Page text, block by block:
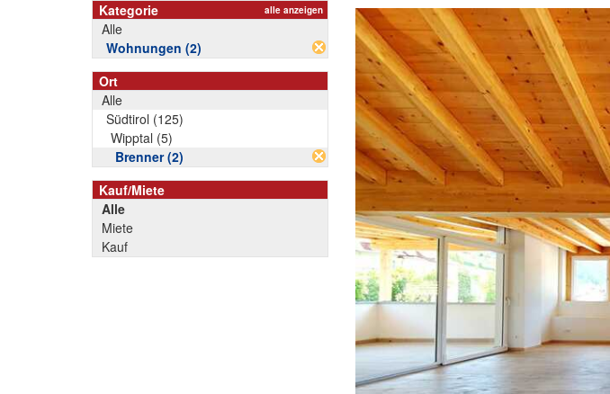
Kategorie
alle anzeigen
Alle
Wohnungen (2)
Ort
Alle
Südtirol (125)
Wipptal (5)
Brenner (2)
Kauf/Miete
Alle
Miete
Kauf